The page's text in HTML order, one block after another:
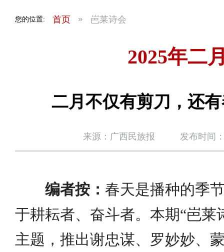
您的位置: 首页 岜莱诗会
2025年二
二月不仅有剪刀，还
来源：广西民族报 发布时间
编者按： 春天是播种的季
于耕耘者、奋斗者。本期“岜莱
主题，推出谢忠谋、罗妙妙、